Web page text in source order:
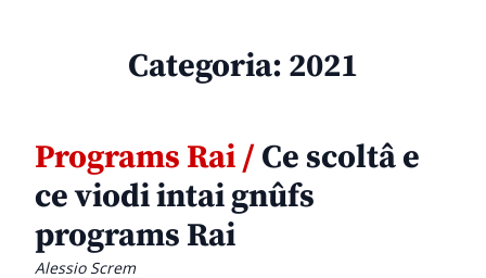
Categoria: 2021
Programs Rai /Ce scoltâ e
ce viodi intai gnûfs
programs Rai
Alessio Screm